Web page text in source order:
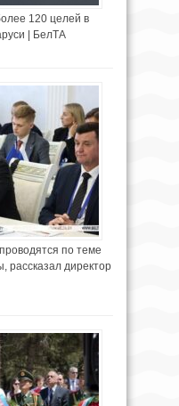
120 целей в
| БелТА
по теме
рассказал директор